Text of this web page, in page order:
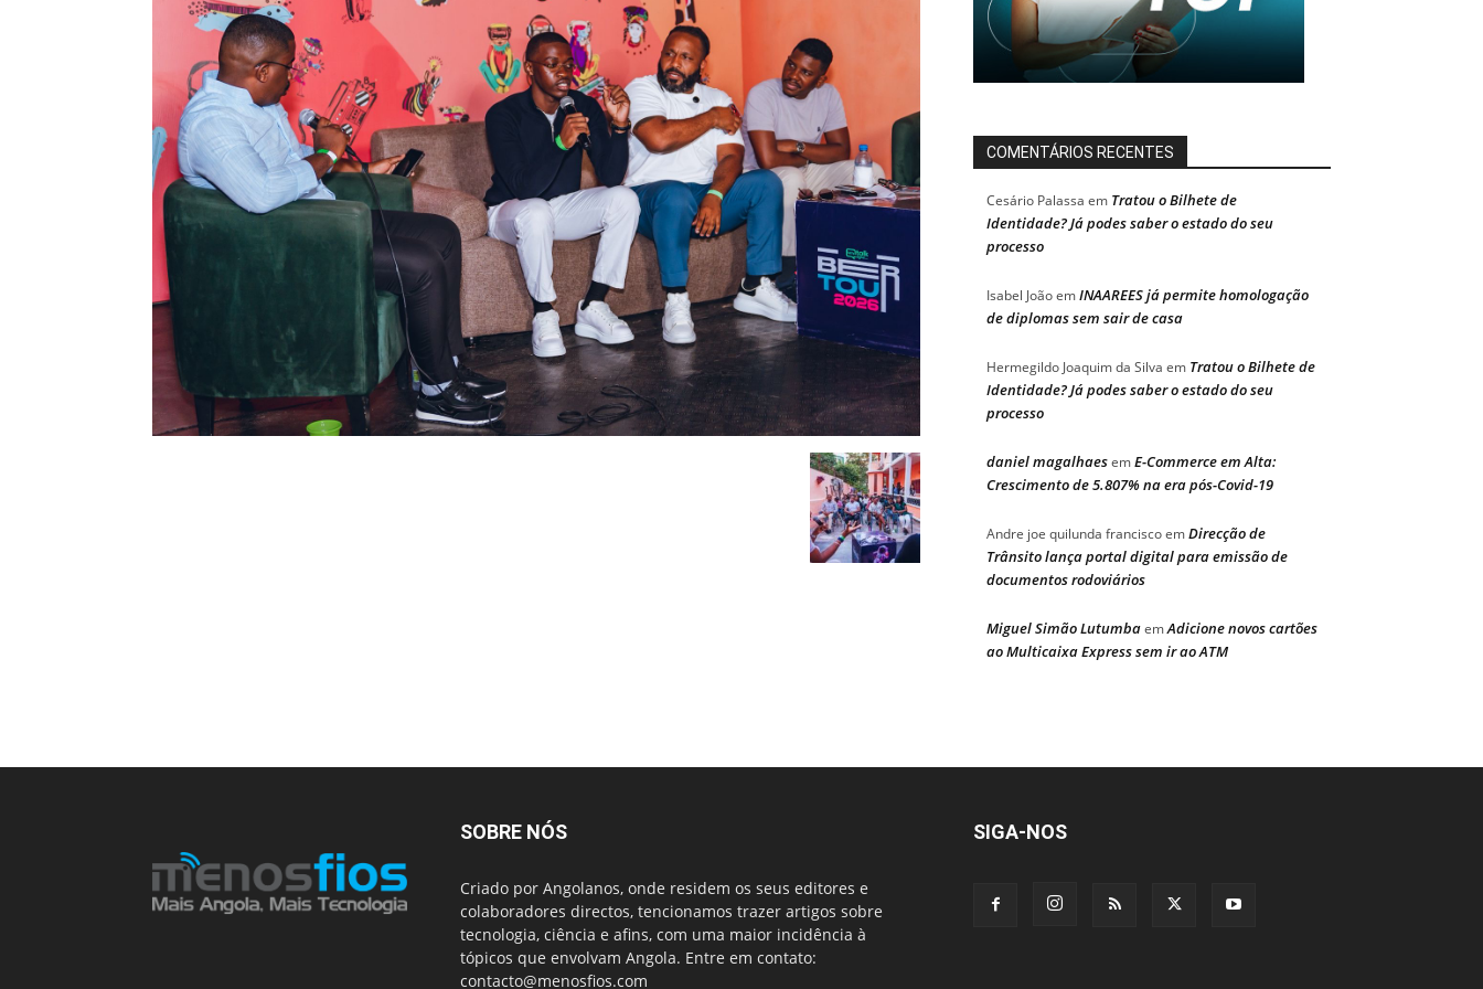
COMENTÁRIOS RECENTES
Cesário Palassa em Tratou o Bilhete de
Identidade? Já podes saber o estado do seu
processo
Isabel JoãoemINAAREES já permite homologação
de diplomas sem sair de casa
Hermegildo Joaquim da Silva em Tratou o Bilhete de
Identidade? Já podes saber o estado do seu
processo
daniel magalhaesemE-Commerce em Alta:
Crescimento de 5.807% na era pós-Covid-19
Andre joe quilunda franciscoemDirecção de
Trânsito lança portal digital para emissão de
documentos rodoviários
Miguel Simão LutumbaemAdicione novos cartões
ao Multicaixa Express sem ir ao ATM
SOBRE NÓS
Criado por Angolanos, onde residem os seus editores e
colaboradores directos, tencionamos trazer artigos sobre
tecnologia, ciência e afins, com uma maior incidência à
tópicos que envolvam Angola. Entre em contato:
contacto@menosfios.com
SIGA-NOS